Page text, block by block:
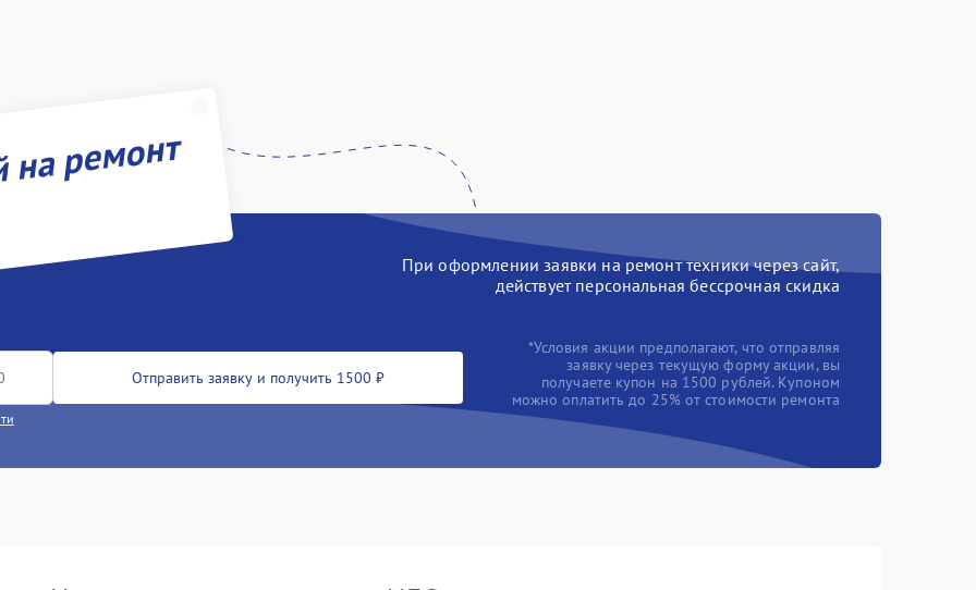
ремонт
При оформлении заявки на ремонт техники через сайт,
действует персональная бессрочная скидка
Отправить заявку и получить 1500 ₽
*Условия акции предполагают, что отправляя
заявку через текущую форму акции, вы
получаете купон на 1500 рублей. Купоном
можно оплатить до 25% от стоимости ремонта